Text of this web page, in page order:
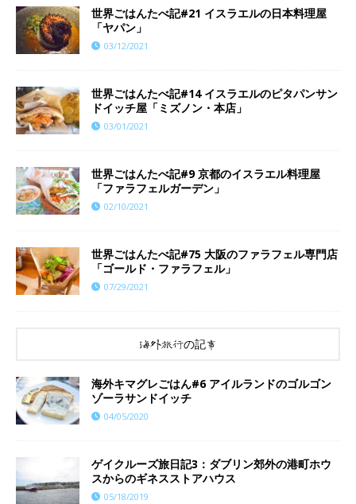
世界ごはんたべ記#21 イスラエルの日本料理屋
「ヤパン」
03/12/2021
世界ごはんたべ記#14 イスラエルのピタパンサン
ドイッチ屋「ミズノン・本店」
03/01/2021
世界ごはんたべ記#9 京都のイスラエル料理屋
「ファラフェルガーデン」
02/10/2021
世界ごはんたべ記#75 大阪のファラフェル専門店
「ゴールド・ファラフェル」
07/29/2021
海外旅行の記事
海外キマグレごはん#6 アイルランドのゴルゴン
ゾーラサンドイッチ
04/05/2020
ゲイクルーズ旅日記3：ダブリン郊外の港町ホウ
スからのギネスストアハウス
05/18/2019